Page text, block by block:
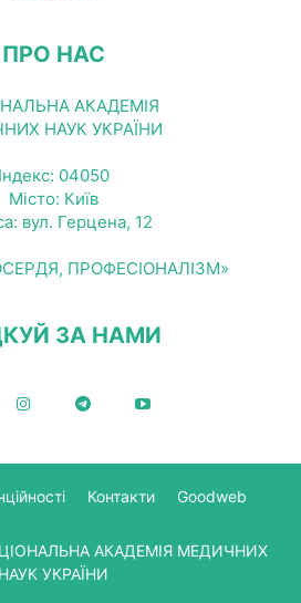
ПРО НАС
АКАДЕМІЯ
НАУК УКРАЇНИ
Індекс: 04050
Місто: Київ
вул. Герцена, 12
ПРОФЕСІОНАЛІЗМ»
ЗА НАМИ
Контакти Goodweb
АКАДЕМІЯ МЕДИЧНИХ
НАУК УКРАЇНИ